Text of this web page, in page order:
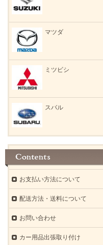
マツダ
ミツビシ
スバル
お支払い方法について
配送方法・送料について
お問い合わせ
カー用品出張取り付け